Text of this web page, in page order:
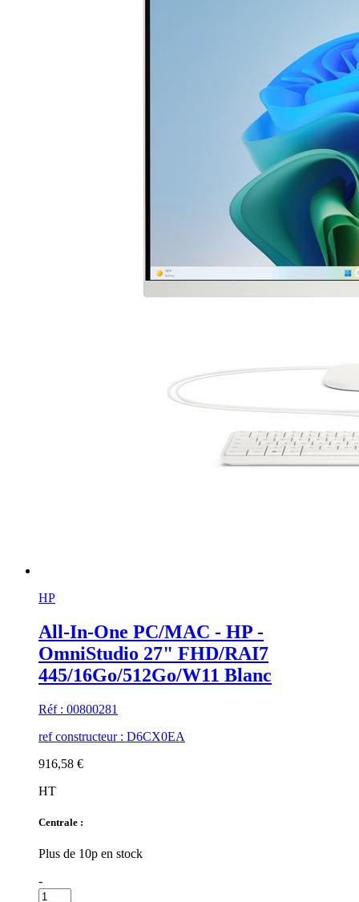
HP
All-In-One PC/MAC - HP -
OmniStudio 27" FHD/RAI7
445/16Go/512Go/W11 Blanc
Réf : 00800281
ref constructeur : D6CX0EA
916,58 €
HT
Centrale :
Plus de 10p en stock
-